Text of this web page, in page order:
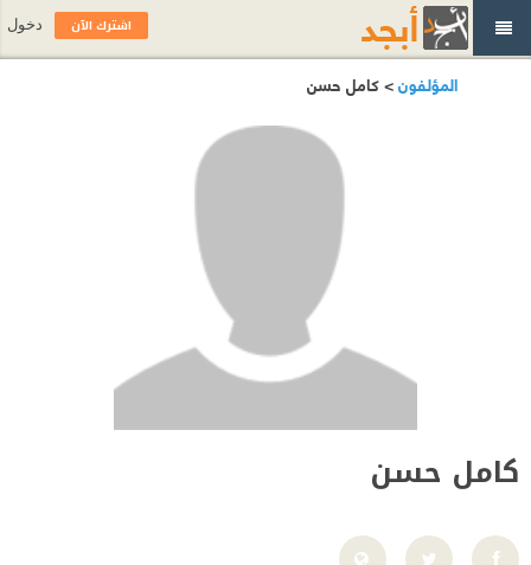
المؤلفون> كامل حسن
كامل حسن
اشترك الآن دخول